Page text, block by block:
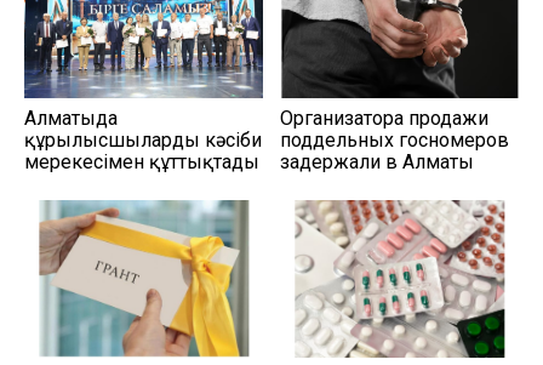
Алматыда
құрылысшыларды кәсіби
мерекесімен құттықтады
Организатора продажи
поддельных госномеров
задержали в Алматы